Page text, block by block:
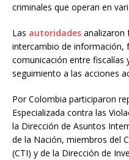
criminales que operan en
Las autoridades analizaron
intercambio de información,
comunicación entre fiscalías
seguimiento a las acciones
Por Colombia participaron
Especializada contra las
la Dirección de Asuntos
de la Nación, miembros del
(CTI) y de la Dirección de